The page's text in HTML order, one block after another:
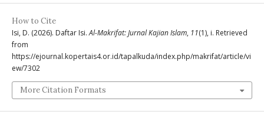
How to Cite
Isi, D. (2026). Daftar Isi.Al-Makrifat: Jurnal Kajian Islam, 11(1), i. Retrieved
from
https://ejournal.kopertais4.or.id/tapalkuda/index.php/makrifat/article/vi
ew/7302
More Citation Formats